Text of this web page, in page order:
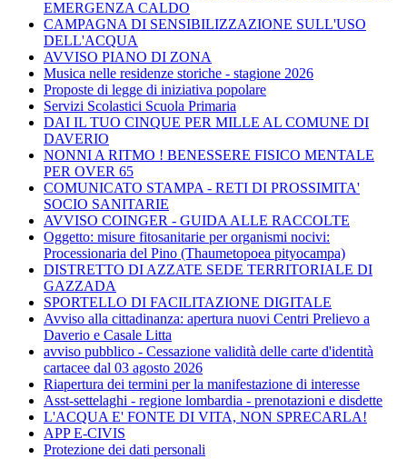
EMERGENZA CALDO
CAMPAGNA DI SENSIBILIZZAZIONE SULL'USO
DELL'ACQUA
AVVISO PIANO DI ZONA
Musica nelle residenze storiche - stagione 2026
Proposte di legge di iniziativa popolare
Servizi Scolastici Scuola Primaria
DAI IL TUO CINQUE PER MILLE AL COMUNE DI
DAVERIO
NONNI A RITMO ! BENESSERE FISICO MENTALE
PER OVER 65
COMUNICATO STAMPA - RETI DI PROSSIMITA'
SOCIO SANITARIE
AVVISO COINGER - GUIDA ALLE RACCOLTE
Oggetto: misure fitosanitarie per organismi nocivi:
Processionaria del Pino (Thaumetopoea pityocampa)
DISTRETTO DI AZZATE SEDE TERRITORIALE DI
GAZZADA
SPORTELLO DI FACILITAZIONE DIGITALE
Avviso alla cittadinanza: apertura nuovi Centri Prelievo a
Daverio e Casale Litta
avviso pubblico - Cessazione validità delle carte d'identità
cartacee dal 03 agosto 2026
Riapertura dei termini per la manifestazione di interesse
Asst-settelaghi - regione lombardia - prenotazioni e disdette
L'ACQUA E' FONTE DI VITA, NON SPRECARLA!
APP E-CIVIS
Protezione dei dati personali